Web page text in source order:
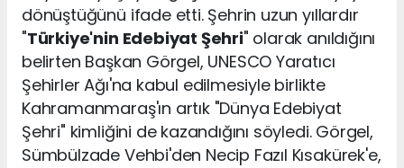
dönüştüğünü ifade etti. Şehrin uzun yıllardır
"Türkiye'nin Edebiyat Şehri" olarak anıldığını
belirten Başkan Görgel, UNESCO Yaratıcı
Şehirler Ağı'na kabul edilmesiyle birlikte
Kahramanmaraş'ın artık "Dünya Edebiyat
Şehri" kimliğini de kazandığını söyledi. Görgel,
Sümbülzade Vehbi'den Necip Fazıl Kısakürek'e,